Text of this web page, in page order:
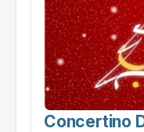
Concertino